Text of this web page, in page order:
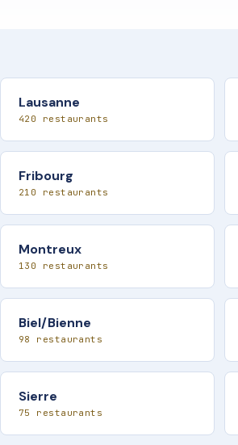
Lausanne
420 restaurants
Fribourg
210 restaurants
Montreux
130 restaurants
Biel/Bienne
98 restaurants
Sierre
75 restaurants